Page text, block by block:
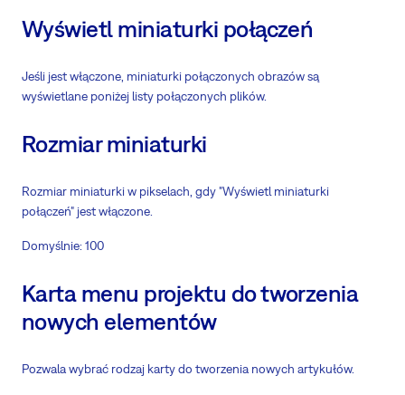
Wyświetl miniaturki połączeń
Jeśli jest włączone, miniaturki połączonych obrazów są
wyświetlane poniżej listy połączonych plików.
Rozmiar miniaturki
Rozmiar miniaturki w pikselach, gdy "Wyświetl miniaturki
połączeń" jest włączone.
Domyślnie: 100
Karta menu projektu do tworzenia
nowych elementów
Pozwala wybrać rodzaj karty do tworzenia nowych artykułów.